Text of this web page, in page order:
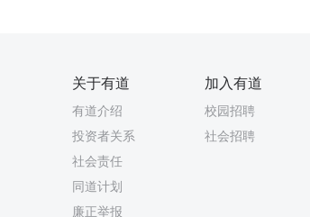
关于有道
有道介绍
投资者关系
社会责任
同道计划
廉正举报
加入有道
校园招聘
社会招聘